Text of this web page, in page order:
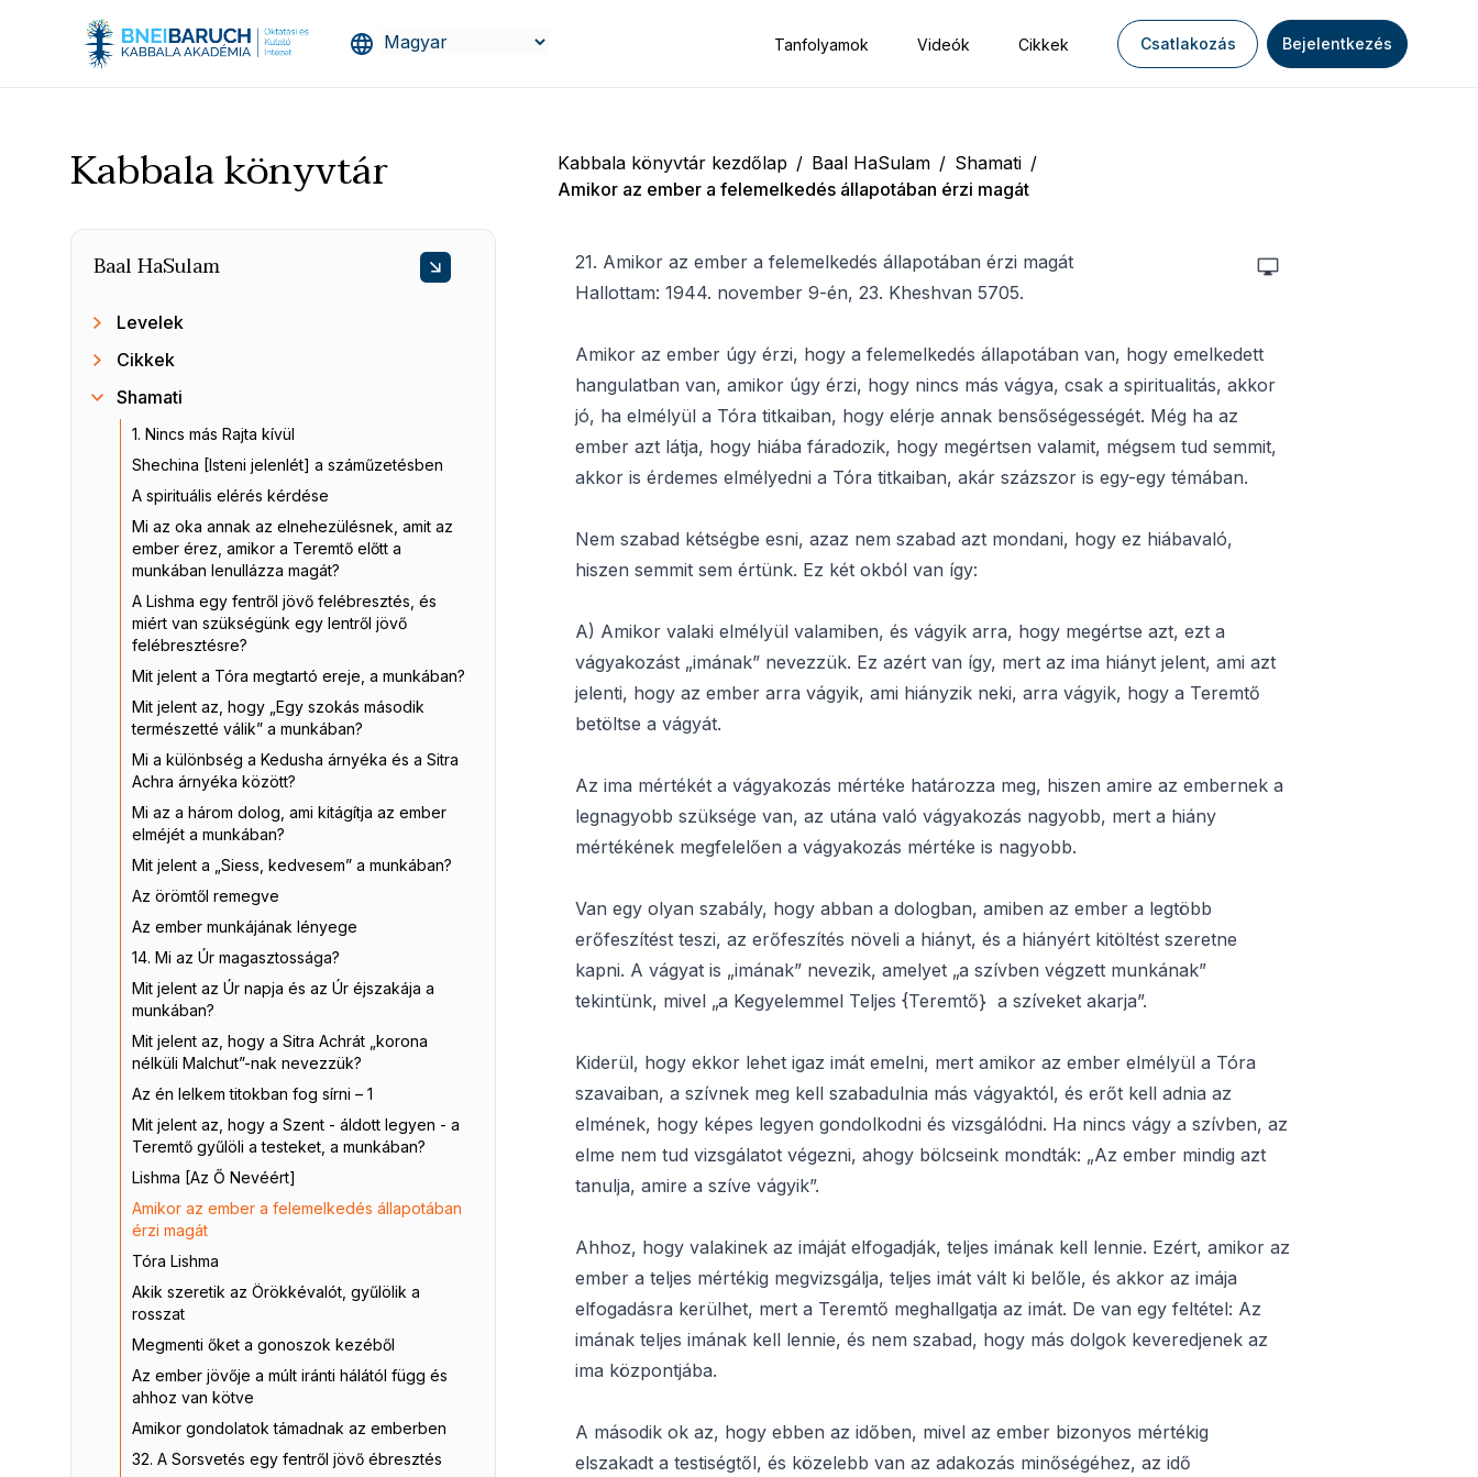
Tanfolyamok Videók Cikkek Csatlakozás Bejelentkezés
Kabbala könyvtár
Baal HaSulam
Levelek
Cikkek
Shamati
1. Nincs más Rajta kívül
Shechina [Isteni jelenlét] a száműzetésben
A spirituális elérés kérdése
Mi az oka annak az elnehezülésnek, amit az
ember érez, amikor a Teremtő előtt a
munkában lenullázza magát?
A Lishma egy fentről jövő felébresztés, és
miért van szükségünk egy lentről jövő
felébresztésre?
Mit jelent a Tóra megtartó ereje, a munkában?
Mit jelent az, hogy „Egy szokás második
természetté válik” a munkában?
Mi a különbség a Kedusha árnyéka és a Sitra
Achra árnyéka között?
Mi az a három dolog, ami kitágítja az ember
elméjét a munkában?
Mit jelent a „Siess, kedvesem” a munkában?
Az örömtől remegve
Az ember munkájának lényege
14. Mi az Úr magasztossága?
Mit jelent az Úr napja és az Úr éjszakája a
munkában?
Mit jelent az, hogy a Sitra Achrát „korona
nélküli Malchut”-nak nevezzük?
Az én lelkem titokban fog sírni – 1
Mit jelent az, hogy a Szent - áldott legyen - a
Teremtő gyűlöli a testeket, a munkában?
Lishma [Az Ő Nevéért]
Amikor az ember a felemelkedés állapotában
érzi magát
Tóra Lishma
Akik szeretik az Örökkévalót, gyűlölik a
rosszat
Megmenti őket a gonoszok kezéből
Az ember jövője a múlt iránti hálától függ és
ahhoz van kötve
Amikor gondolatok támadnak az emberben
32. A Sorsvetés egy fentről jövő ébresztés
Kabbala könyvtár kezdőlap / Baal HaSulam / Shamati /
Amikor az ember a felemelkedés állapotában érzi magát
21. Amikor az ember a felemelkedés állapotában érzi magát
Hallottam: 1944. november 9-én, 23. Kheshvan 5705.
Amikor az ember úgy érzi, hogy a felemelkedés állapotában van, hogy emelkedett
hangulatban van, amikor úgy érzi, hogy nincs más vágya, csak a spiritualitás, akkor
jó, ha elmélyül a Tóra titkaiban, hogy elérje annak bensőségességét. Még ha az
ember azt látja, hogy hiába fáradozik, hogy megértsen valamit, mégsem tud semmit,
akkor is érdemes elmélyedni a Tóra titkaiban, akár százszor is egy-egy témában.
Nem szabad kétségbe esni, azaz nem szabad azt mondani, hogy ez hiábavaló,
hiszen semmit sem értünk. Ez két okból van így:
A) Amikor valaki elmélyül valamiben, és vágyik arra, hogy megértse azt, ezt a
vágyakozást „imának” nevezzük. Ez azért van így, mert az ima hiányt jelent, ami azt
jelenti, hogy az ember arra vágyik, ami hiányzik neki, arra vágyik, hogy a Teremtő
betöltse a vágyát.
Az ima mértékét a vágyakozás mértéke határozza meg, hiszen amire az embernek a
legnagyobb szüksége van, az utána való vágyakozás nagyobb, mert a hiány
mértékének megfelelően a vágyakozás mértéke is nagyobb.
Van egy olyan szabály, hogy abban a dologban, amiben az ember a legtöbb
erőfeszítést teszi, az erőfeszítés növeli a hiányt, és a hiányért kitöltést szeretne
kapni. A vágyat is „imának” nevezik, amelyet „a szívben végzett munkának”
tekintünk, mivel „a Kegyelemmel Teljes {Teremtő} a szíveket akarja”.
Kiderül, hogy ekkor lehet igaz imát emelni, mert amikor az ember elmélyül a Tóra
szavaiban, a szívnek meg kell szabadulnia más vágyaktól, és erőt kell adnia az
elmének, hogy képes legyen gondolkodni és vizsgálódni. Ha nincs vágy a szívben, az
elme nem tud vizsgálatot végezni, ahogy bölcseink mondták: „Az ember mindig azt
tanulja, amire a szíve vágyik”.
Ahhoz, hogy valakinek az imáját elfogadják, teljes imának kell lennie. Ezért, amikor az
ember a teljes mértékig megvizsgálja, teljes imát vált ki belőle, és akkor az imája
elfogadásra kerülhet, mert a Teremtő meghallgatja az imát. De van egy feltétel: Az
imának teljes imának kell lennie, és nem szabad, hogy más dolgok keveredjenek az
ima központjába.
A második ok az, hogy ebben az időben, mivel az ember bizonyos mértékig
elszakadt a testiségtől, és közelebb van az adakozás minőségéhez, az idő